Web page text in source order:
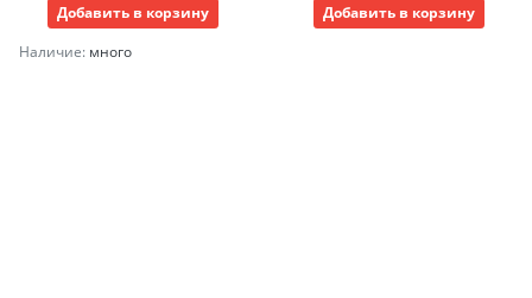
Добавить в корзину
Наличие: много
Добавить в корзину